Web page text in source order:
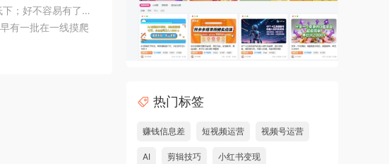
；好不容易有了流
有一批在一线摸爬
嘉宾的经验——有从
热门标签
赚钱信息差 短视频运营 视频号运营
AI 剪辑技巧 小红书变现